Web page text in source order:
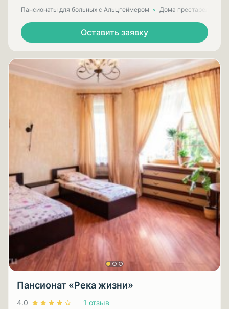
Пансионаты для больных с Альцгеймером Дома престарелых
Оставить заявку
Пансионат «Река жизни»
4.0 1 отзыв